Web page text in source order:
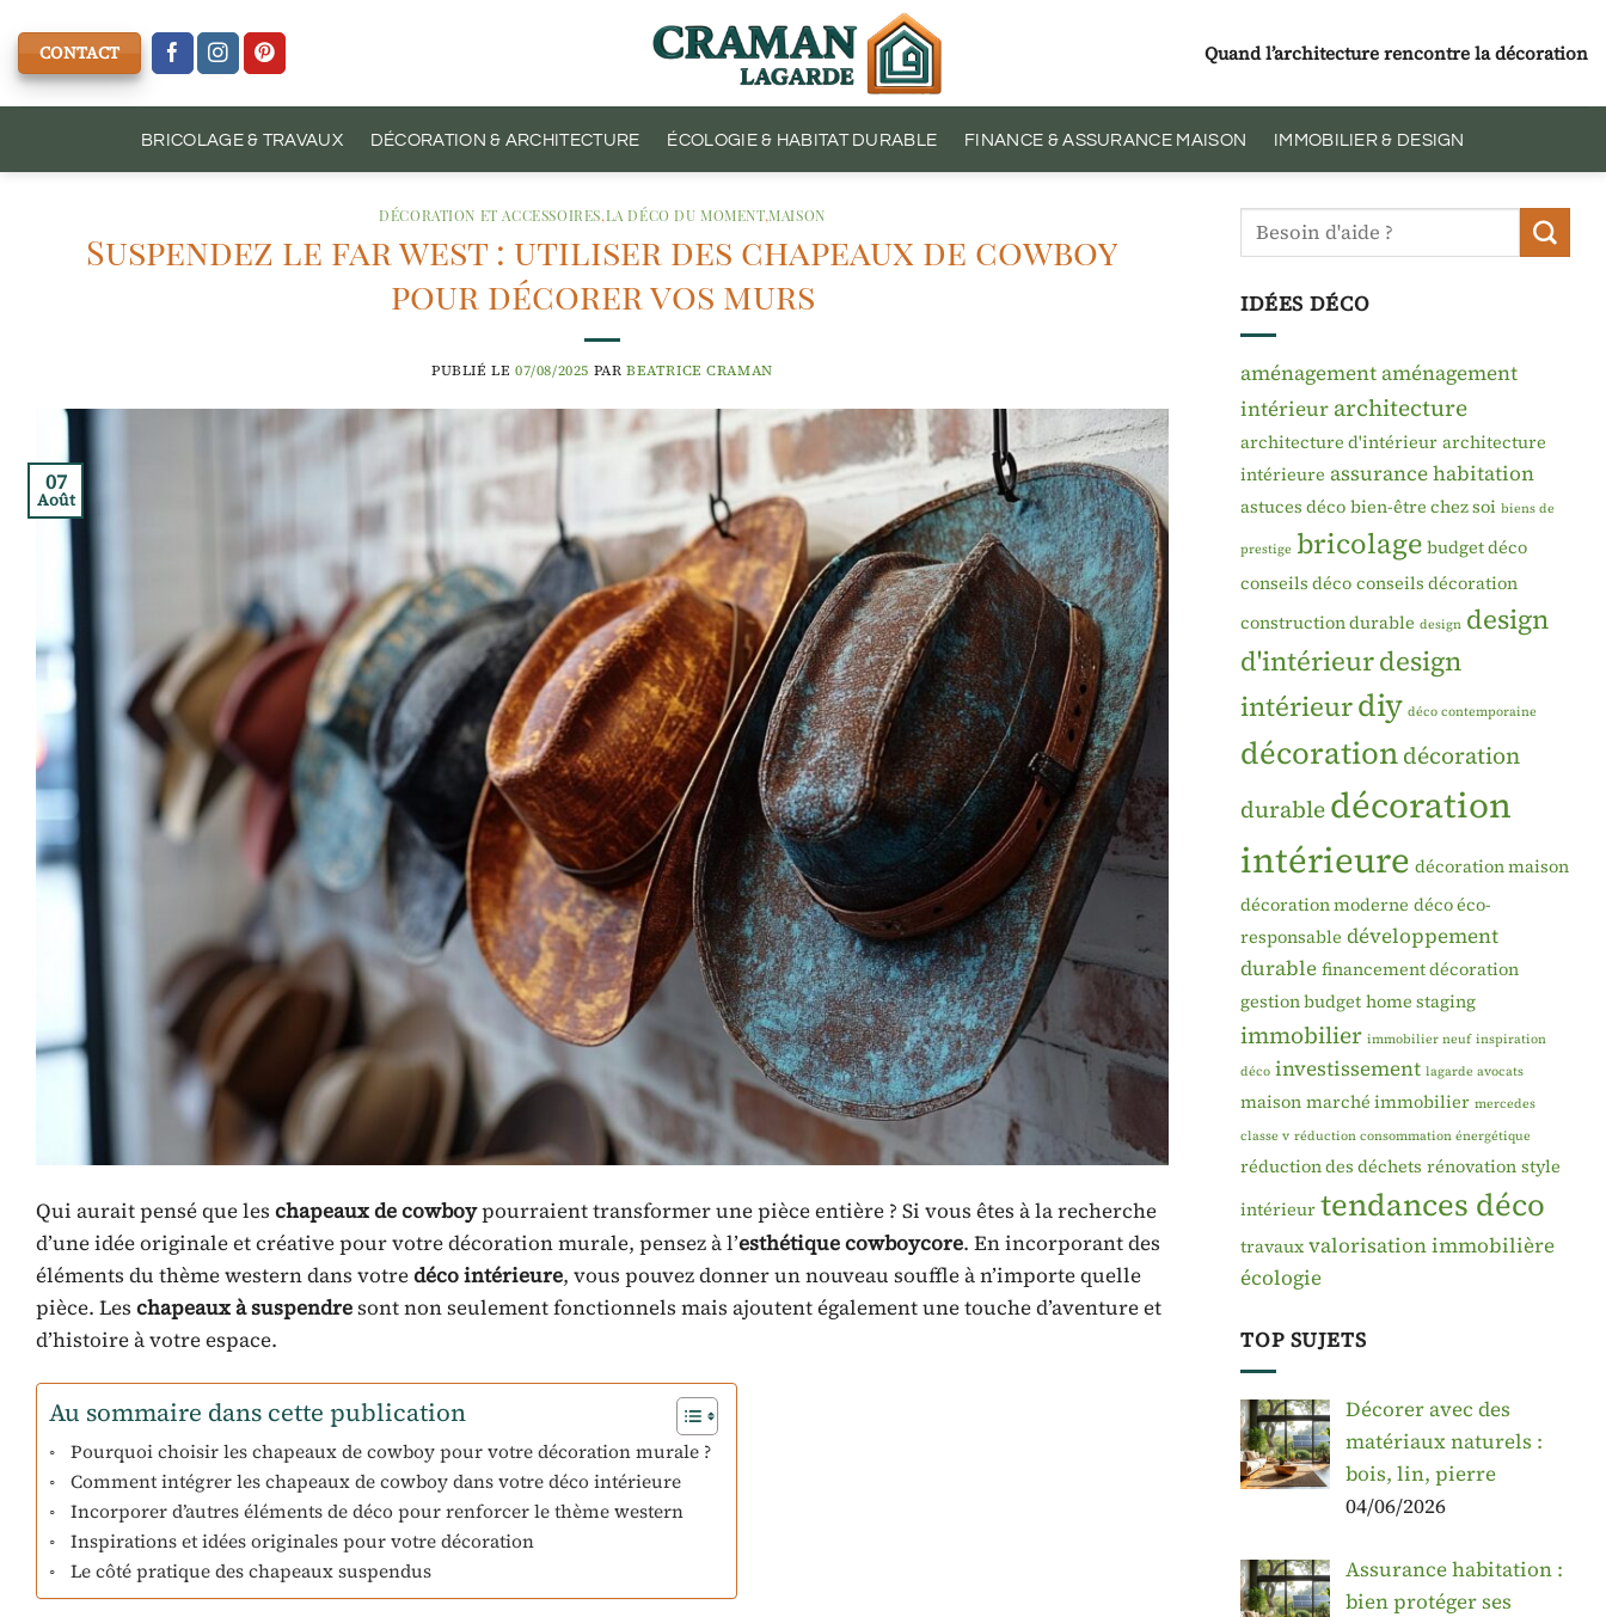
au
contenu
CONTACT Quand l’architecture rencontre la décoration
BRICOLAGE & TRAVAUX DÉCORATION & ARCHITECTURE ÉCOLOGIE & HABITAT DURABLE FINANCE & ASSURANCE MAISON IMMOBILIER & DESIGN
DÉCORATION ET ACCESSOIRES,LA DÉCO DU MOMENT,MAISON
Suspendez le far west : utiliser des chapeaux de cowboy
pour décorer vos murs
PUBLIÉ LE07/08/2025 PAR BEATRICE CRAMAN
07
Août
Qui aurait pensé que les chapeaux de cowboypourraient transformer une pièce entière ? Si vous êtes à la recherche
d’une idée originale et créative pour votre décoration murale, pensez à l’esthétique cowboycore. En incorporant des
éléments du thème western dans votredéco intérieure, vous pouvez donner un nouveau souffle à n’importe quelle
pièce. Les chapeaux à suspendresont non seulement fonctionnels mais ajoutent également une touche d’aventure et
d’histoire à votre espace.
Au sommaire dans cette publication
Pourquoi choisir les chapeaux de cowboy pour votre décoration murale ?
Comment intégrer les chapeaux de cowboy dans votre déco intérieure
Incorporer d’autres éléments de déco pour renforcer le thème western
Inspirations et idées originales pour votre décoration
Le côté pratique des chapeaux suspendus
IDÉES DÉCO
aménagementaménagement
intérieur architecture
architecture d'intérieur architecture
intérieure assurance habitation
astuces déco bien-être chez soi biens de
prestige bricolage budget déco
conseils déco conseils décoration
construction durable design design
d'intérieurdesign
intérieurdiy déco contemporaine
décorationdécoration
durabledécoration
intérieure décoration maison
décoration moderne déco éco-
responsable développement
durable financement décoration
gestion budget home staging
immobilier immobilier neuf inspiration
déco investissement lagarde avocats
maison marché immobilier mercedes
classe v réduction consommation énergétique
réduction des déchets rénovation style
intérieur tendances déco
travaux valorisation immobilière
écologie
TOP SUJETS
Décorer avec des
matériaux naturels :
bois, lin, pierre
04/06/2026
Assurance habitation :
bien protéger ses